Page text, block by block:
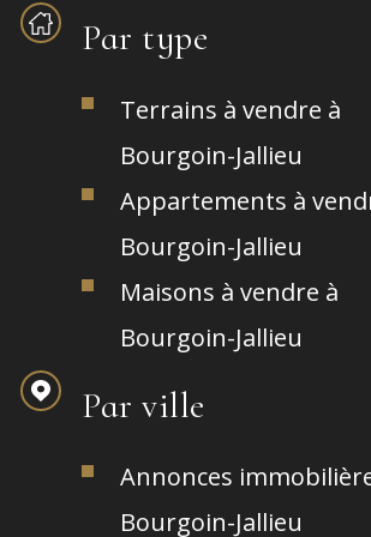
Par type
Terrains à vendre à
Bourgoin-Jallieu
Appartements à
Bourgoin-Jallieu
Maisons à vendre à
Bourgoin-Jallieu
Par ville
Annonces
Bourgoin-Jallieu